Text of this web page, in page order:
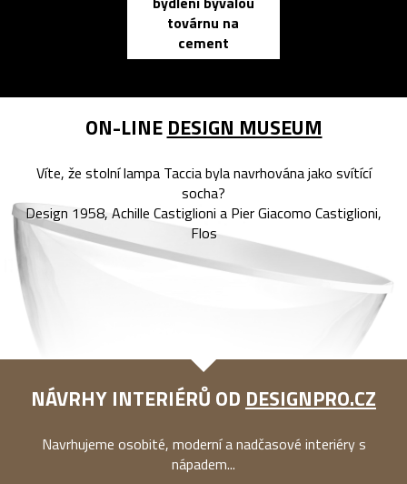
továrnu na
cement
ON-LINE DESIGN MUSEUM
Víte, že stolní lampa Taccia byla navrhována jako svítící
socha?
Design 1958, Achille Castiglioni a Pier Giacomo Castiglioni,
Flos
NÁVRHY INTERIÉRŮ OD DESIGNPRO.CZ
Navrhujeme osobité, moderní a nadčasové interiéry s
nápadem...